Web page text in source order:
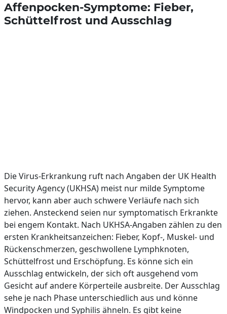
Affenpocken-Symptome: Fieber,
Schüttelfrost und Ausschlag
Die Virus-Erkrankung ruft nach Angaben der UK Health
Security Agency (UKHSA) meist nur milde Symptome
hervor, kann aber auch schwere Verläufe nach sich
ziehen. Ansteckend seien nur symptomatisch Erkrankte
bei engem Kontakt. Nach UKHSA-Angaben zählen zu den
ersten Krankheitsanzeichen: Fieber, Kopf-, Muskel- und
Rückenschmerzen, geschwollene Lymphknoten,
Schüttelfrost und Erschöpfung. Es könne sich ein
Ausschlag entwickeln, der sich oft ausgehend vom
Gesicht auf andere Körperteile ausbreite. Der Ausschlag
sehe je nach Phase unterschiedlich aus und könne
Windpocken und Syphilis ähneln. Es gibt keine